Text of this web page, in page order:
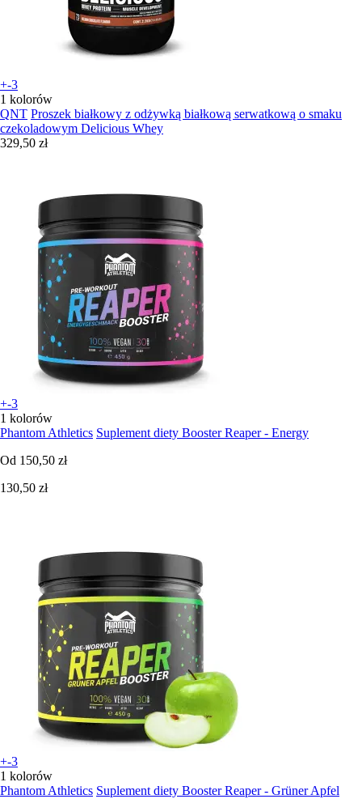
+-3
1 kolorów
QNT Proszek białkowy z odżywką białkową serwatkową o smaku
czekoladowym Delicious Whey
329,50 zł
+-3
1 kolorów
Phantom Athletics Suplement diety Booster Reaper - Energy
Od 150,50 zł
130,50 zł
+-3
1 kolorów
Phantom Athletics Suplement diety Booster Reaper - Grüner Apfel